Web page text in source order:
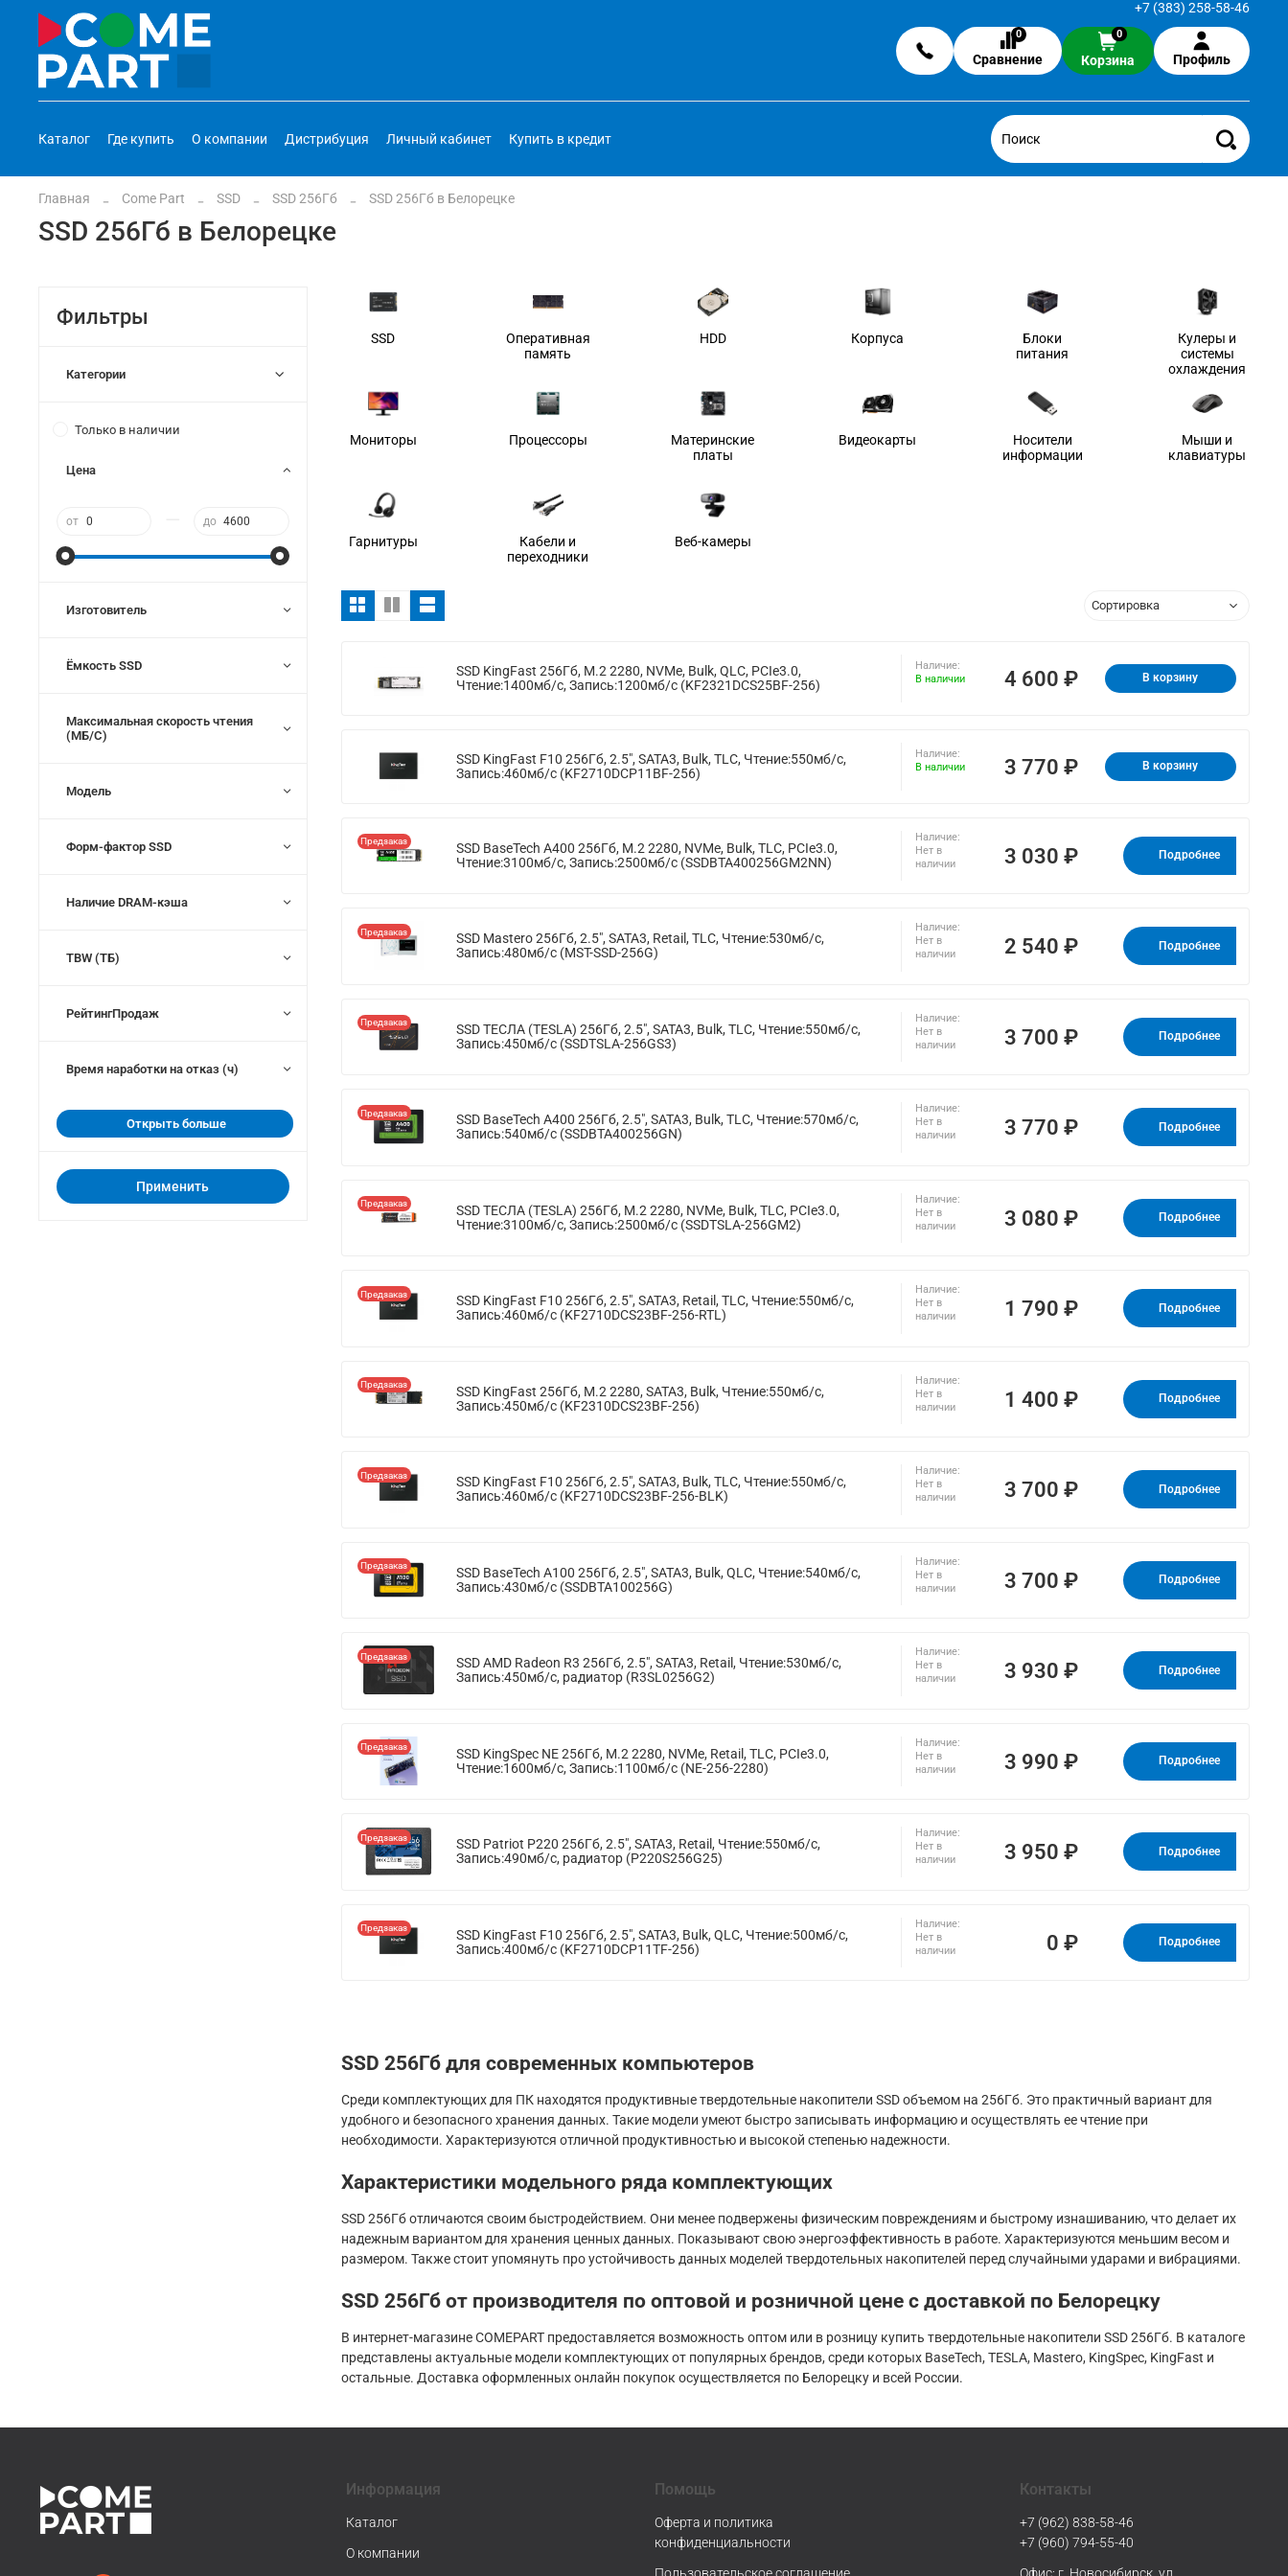
+7 (383) 258-58-46
0
Сравнение
0
Корзина Профиль
Каталог Где купить О компании Дистрибуция Личный кабинет Купить в кредит
Главная Come Part SSD SSD 256Гб SSD 256Гб в Белорецке
SSD 256Гб в Белорецке
SSD
Оперативная
память
HDD Корпуса
Блоки
питания
Кулеры и
системы
охлаждения
Мониторы Процессоры
Материнские
платы
Видеокарты
Носители
информации
Мыши и
клавиатуры
Гарнитуры
Кабели и
переходники
Веб-камеры
SSD KingFast 256Гб, M.2 2280, NVMe, Bulk, QLC, PCIe3.0,
Чтение:1400мб/с, Запись:1200мб/с (KF2321DCS25BF-256)
Наличие:
В наличии
4 600 ₽ В корзину
SSD KingFast F10 256Гб, 2.5", SATA3, Bulk, TLC, Чтение:550мб/с,
Запись:460мб/с (KF2710DCP11BF-256)
Наличие:
В наличии
3 770 ₽ В корзину
Предзаказ
SSD BaseTech A400 256Гб, M.2 2280, NVMe, Bulk, TLC, PCIe3.0,
Чтение:3100мб/с, Запись:2500мб/с (SSDBTA400256GM2NN)
Наличие:
Нет в
наличии
3 030 ₽ Подробнее
Предзаказ
SSD Mastero 256Гб, 2.5", SATA3, Retail, TLC, Чтение:530мб/с,
Запись:480мб/с (MST-SSD-256G)
Наличие:
Нет в
наличии
2 540 ₽ Подробнее
Предзаказ
SSD ТЕСЛА (TESLA) 256Гб, 2.5", SATA3, Bulk, TLC, Чтение:550мб/с,
Запись:450мб/с (SSDTSLA-256GS3)
Наличие:
Нет в
наличии
3 700 ₽ Подробнее
Предзаказ
SSD BaseTech A400 256Гб, 2.5", SATA3, Bulk, TLC, Чтение:570мб/с,
Запись:540мб/с (SSDBTA400256GN)
Наличие:
Нет в
наличии
3 770 ₽ Подробнее
Предзаказ
SSD ТЕСЛА (TESLA) 256Гб, M.2 2280, NVMe, Bulk, TLC, PCIe3.0,
Чтение:3100мб/с, Запись:2500мб/с (SSDTSLA-256GM2)
Наличие:
Нет в
наличии
3 080 ₽ Подробнее
Предзаказ
SSD KingFast F10 256Гб, 2.5", SATA3, Retail, TLC, Чтение:550мб/с,
Запись:460мб/с (KF2710DCS23BF-256-RTL)
Наличие:
Нет в
наличии
1 790 ₽ Подробнее
Предзаказ
SSD KingFast 256Гб, M.2 2280, SATA3, Bulk, Чтение:550мб/с,
Запись:450мб/с (KF2310DCS23BF-256)
Наличие:
Нет в
наличии
1 400 ₽ Подробнее
Предзаказ
SSD KingFast F10 256Гб, 2.5", SATA3, Bulk, TLC, Чтение:550мб/с,
Запись:460мб/с (KF2710DCS23BF-256-BLK)
Наличие:
Нет в
наличии
3 700 ₽ Подробнее
Предзаказ
SSD BaseTech A100 256Гб, 2.5", SATA3, Bulk, QLC, Чтение:540мб/с,
Запись:430мб/с (SSDBTA100256G)
Наличие:
Нет в
наличии
3 700 ₽ Подробнее
Предзаказ
SSD AMD Radeon R3 256Гб, 2.5", SATA3, Retail, Чтение:530мб/с,
Запись:450мб/с, радиатор (R3SL0256G2)
Наличие:
Нет в
наличии
3 930 ₽ Подробнее
Предзаказ
SSD KingSpec NE 256Гб, M.2 2280, NVMe, Retail, TLC, PCIe3.0,
Чтение:1600мб/с, Запись:1100мб/с (NE-256-2280)
Наличие:
Нет в
наличии
3 990 ₽ Подробнее
Предзаказ
SSD Patriot P220 256Гб, 2.5", SATA3, Retail, Чтение:550мб/с,
Запись:490мб/с, радиатор (P220S256G25)
Наличие:
Нет в
наличии
3 950 ₽ Подробнее
Предзаказ
SSD KingFast F10 256Гб, 2.5", SATA3, Bulk, QLC, Чтение:500мб/с,
Запись:400мб/с (KF2710DCP11TF-256)
Наличие:
Нет в
наличии
0 ₽ Подробнее
SSD 256Гб для современных компьютеров
Среди комплектующих для ПК находятся продуктивные твердотельные накопители SSD объемом на 256Гб. Это практичный вариант для
удобного и безопасного хранения данных. Такие модели умеют быстро записывать информацию и осуществлять ее чтение при
необходимости. Характеризуются отличной продуктивностью и высокой степенью надежности.
Характеристики модельного ряда комплектующих
SSD 256Гб отличаются своим быстродействием. Они менее подвержены физическим повреждениям и быстрому изнашиванию, что делает их
надежным вариантом для хранения ценных данных. Показывают свою энергоэффективность в работе. Характеризуются меньшим весом и
размером. Также стоит упомянуть про устойчивость данных моделей твердотельных накопителей перед случайными ударами и вибрациями.
SSD 256Гб от производителя по оптовой и розничной цене с доставкой по Белорецку
В интернет-магазине COMEPART предоставляется возможность оптом или в розницу купить твердотельные накопители SSD 256Гб. В каталоге
представлены актуальные модели комплектующих от популярных брендов, среди которых BaseTech, TESLA, Mastero, KingSpec, KingFast и
остальные. Доставка оформленных онлайн покупок осуществляется по Белорецку и всей России.
Фильтры
Категории
Только в наличии
Открыть больше
Цена
от до
Изготовитель
Ёмкость SSD
Максимальная скорость чтения
(МБ/С)
Модель
Форм-фактор SSD
Наличие DRAM-кэша
TBW (ТБ)
РейтингПродаж
Время наработки на отказ (ч)
Применить
Информация
Каталог
О компании
Помощь
Оферта и политика
конфиденциальности
Пользовательское соглашение
Контакты
+7 (962) 838-58-46
+7 (960) 794-55-40
Офис: г. Новосибирск, ул.